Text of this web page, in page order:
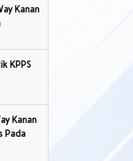
Kanan
KPPS
Kanan
Pada